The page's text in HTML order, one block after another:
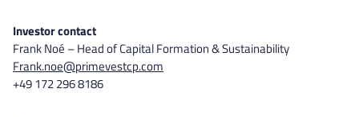
Investor contact
Frank Noé – Head of Capital Formation & Sustainability
Frank.noe@primevestcp.com
+49 172 296 8186